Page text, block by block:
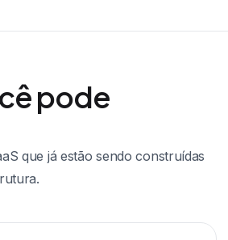
pode
que já estão sendo construídas